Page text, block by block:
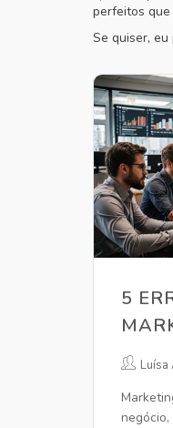
perfeitos que
Se quiser,
5
Luísa